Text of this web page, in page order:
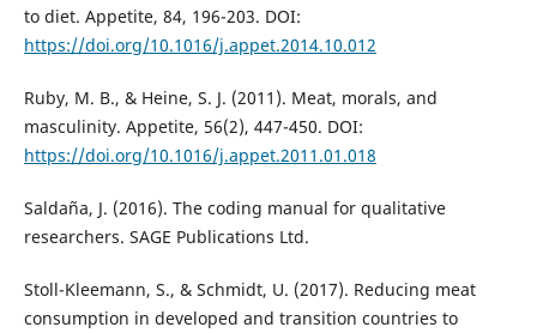
to diet. Appetite, 84, 196-203. DOI:
https://doi.org/10.1016/j.appet.2014.10.012
Ruby, M. B., & Heine, S. J. (2011). Meat, morals, and
masculinity. Appetite, 56(2), 447-450. DOI:
https://doi.org/10.1016/j.appet.2011.01.018
Saldaña, J. (2016). The coding manual for qualitative
researchers. SAGE Publications Ltd.
Stoll-Kleemann, S., & Schmidt, U. (2017). Reducing meat
consumption in developed and transition countries to